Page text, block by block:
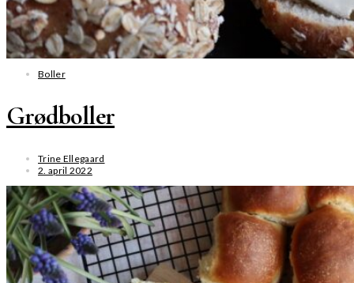
Boller
Grødboller
Trine Ellegaard
2. april 2022
SE MERE